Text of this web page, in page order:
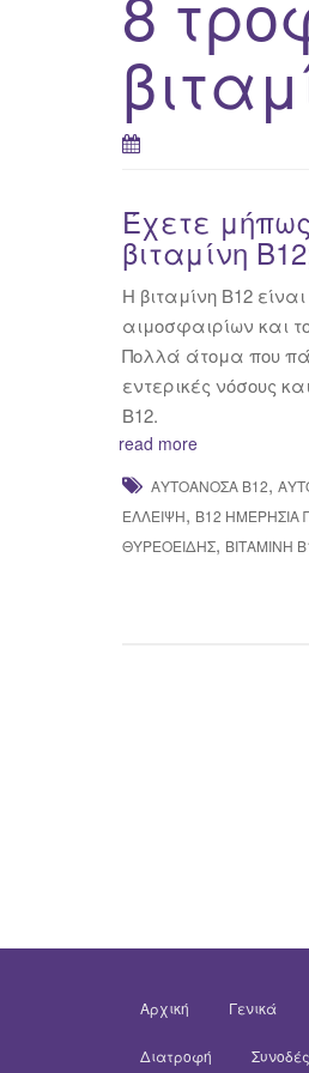
Έχετε
βιταμίνη
Η βιταμίνη Β12
αιμοσφαιρίων και
Πολλά άτομα που
εντερικές νόσους
Β12.
read more
ΑΥΤΟΆΝΟΣΑ Β12,
ΈΛΛΕΙΨΗ, Β12 ΗΜΕΡΉΣΙΑ
ΘΥΡΕΟΕΙΔΉΣ, ΒΙΤΑΜΊΝΗ
Αρχική Γενικά
Διατροφή